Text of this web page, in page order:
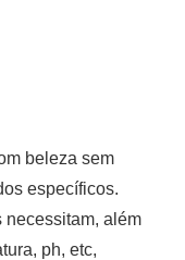
beleza sem
específicos.
necessitam, além
ph, etc,